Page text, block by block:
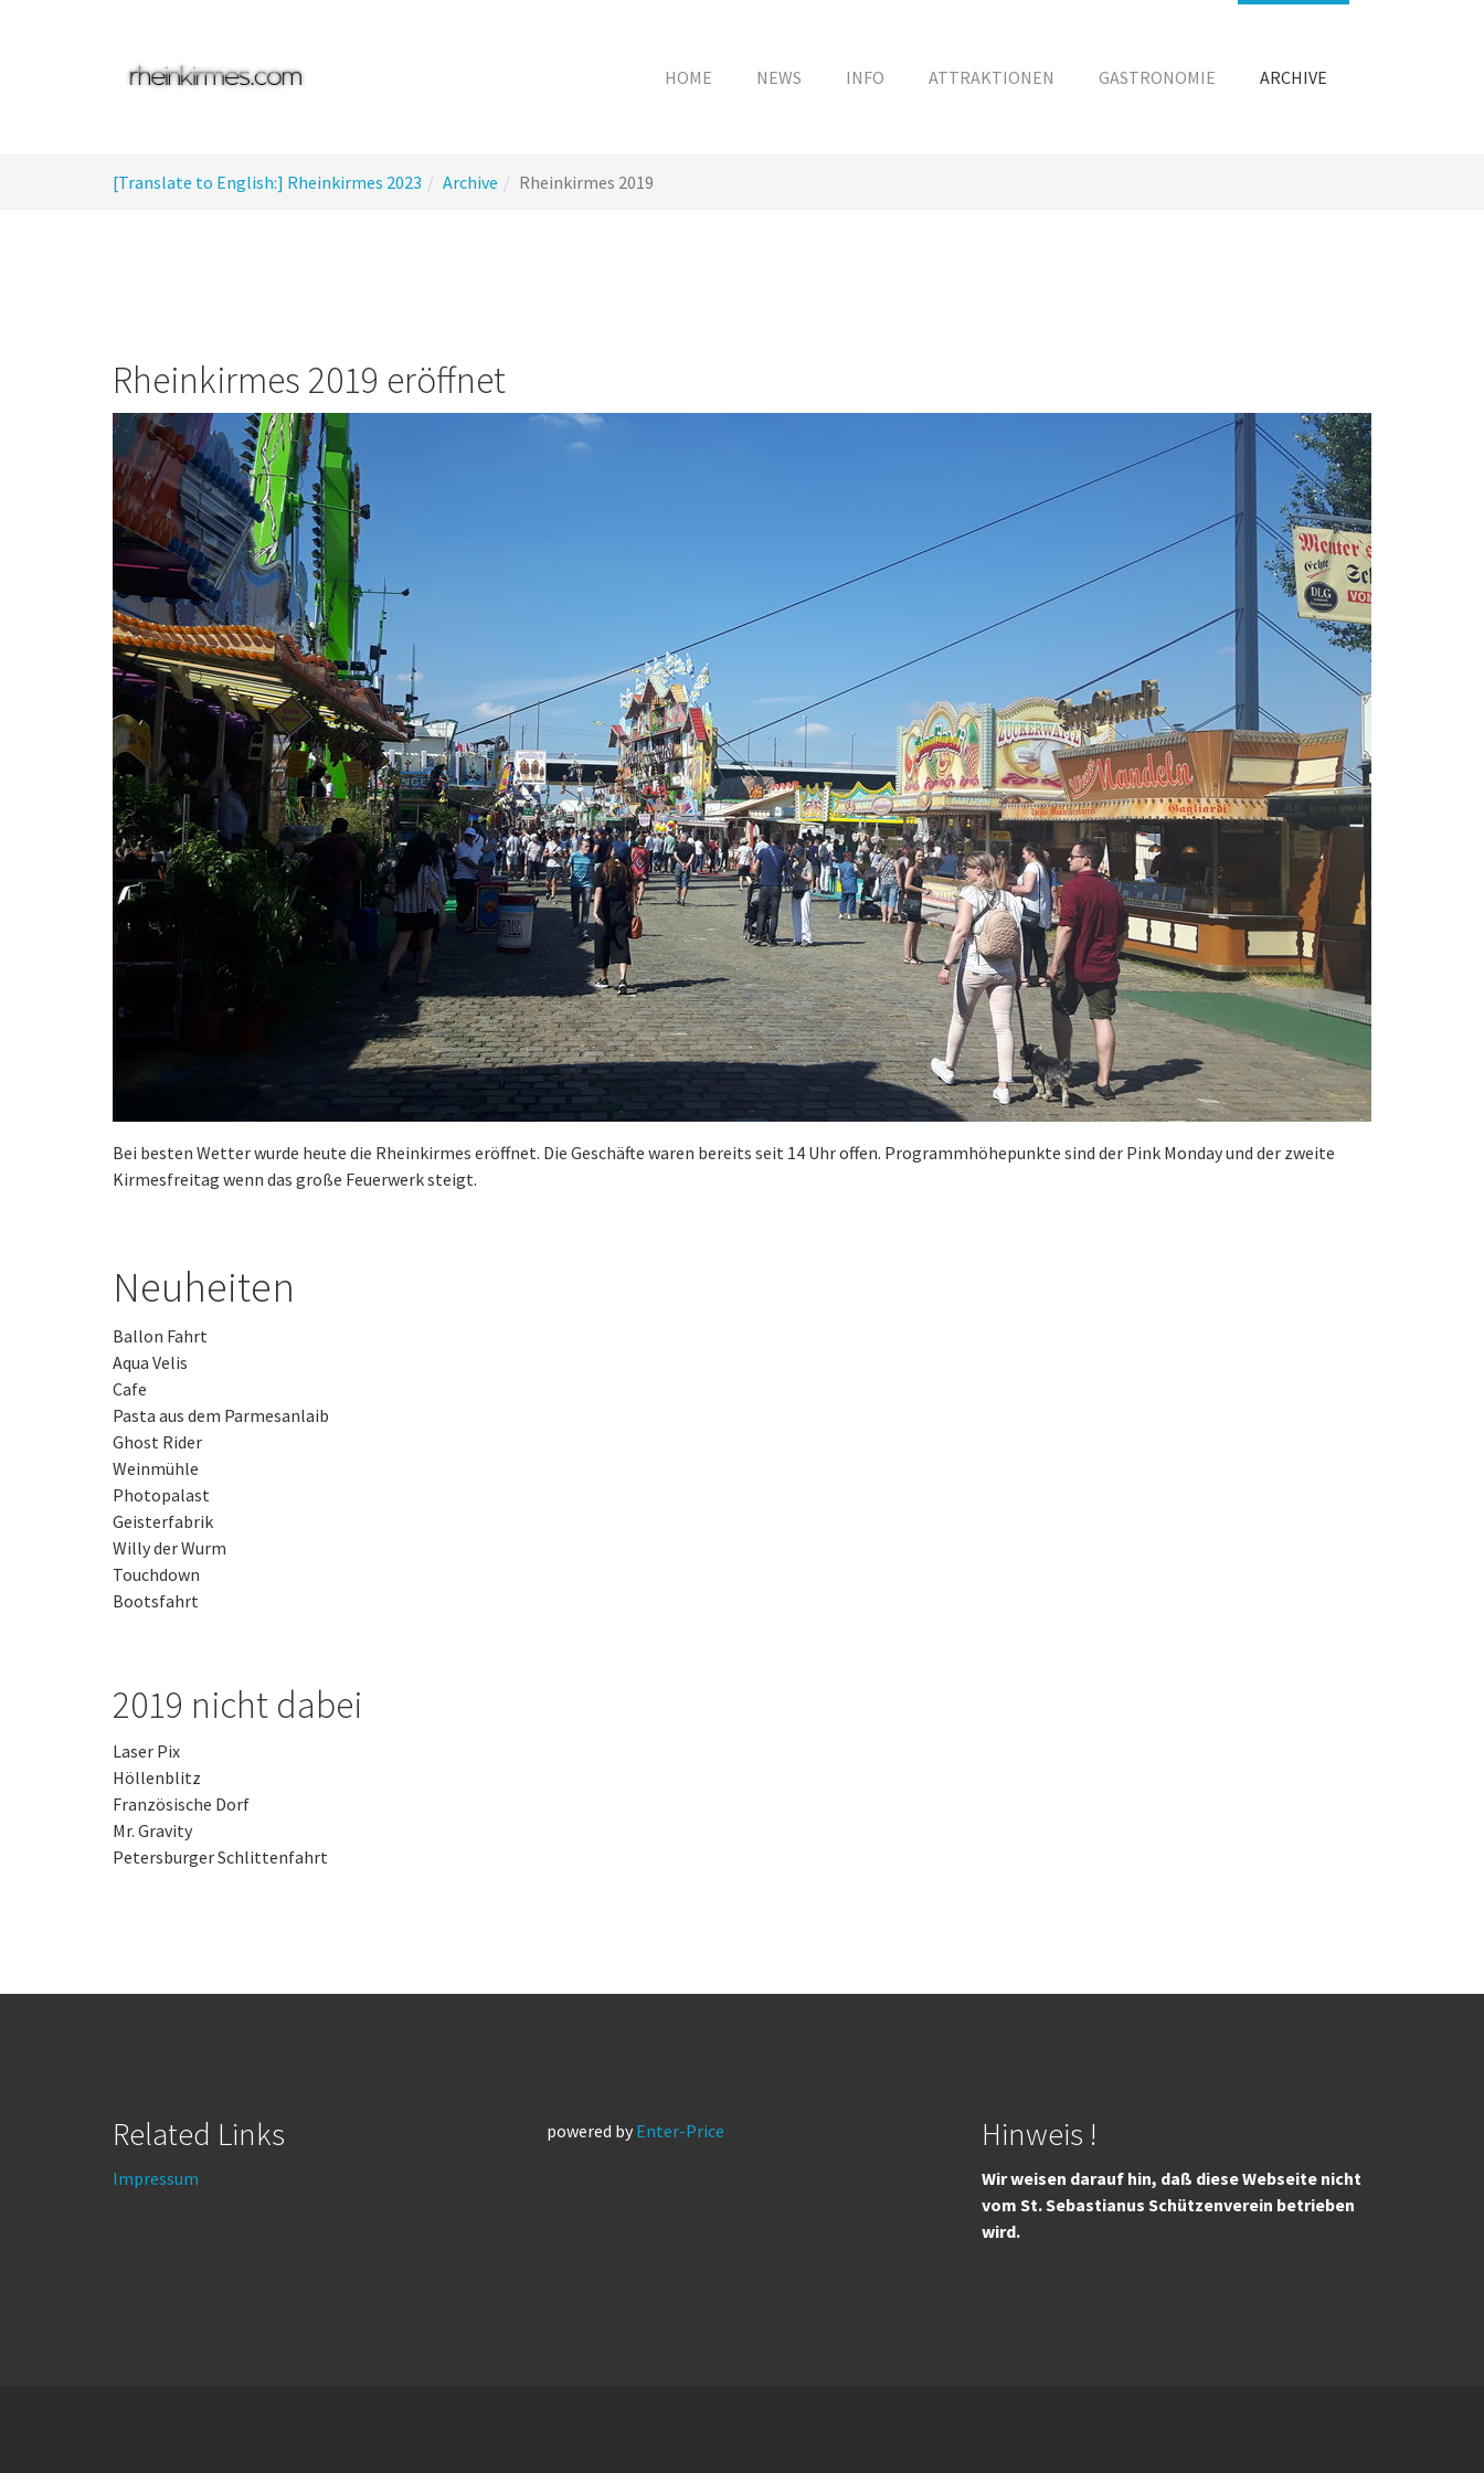
HOME NEWS INFO ATTRAKTIONEN GASTRONOMIE ARCHIVE
are
[Translate to English:] Rheinkirmes 2023 Archive Rheinkirmes 2019
Rheinkirmes 2019 eröffnet
Bei besten Wetter wurde heute die Rheinkirmes eröffnet. Die Geschäfte waren bereits seit 14 Uhr offen. Programmhöhepunkte sind der Pink Monday und der zweite
Kirmesfreitag wenn das große Feuerwerk steigt.
Neuheiten
Ballon Fahrt
Aqua Velis
Cafe
Pasta aus dem Parmesanlaib
Ghost Rider
Weinmühle
Photopalast
Geisterfabrik
Willy der Wurm
Touchdown
Bootsfahrt
2019 nicht dabei
Laser Pix
Höllenblitz
Französische Dorf
Mr. Gravity
Petersburger Schlittenfahrt
Related Links
Impressum
powered by Enter-Price Hinweis !
Wir weisen darauf hin, daß diese Webseite nicht
vom St. Sebastianus Schützenverein betrieben
wird.